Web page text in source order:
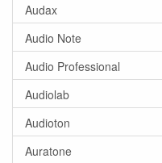
Audax
Audio Note
Audio Professional
Audiolab
Audioton
Auratone